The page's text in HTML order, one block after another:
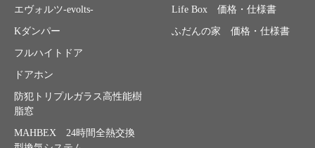
エヴォルツ-evolts-
Kダンパー
フルハイトドア
ドアホン
防犯トリプルガラス高性能樹
脂窓
MAHBEX 24時間全熱交換
Life Box 価格・仕様書
ふだんの家 価格・仕様書